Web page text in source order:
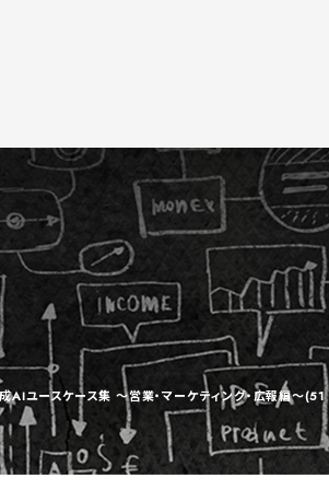
AIユースケース集 ～営業・マーケティング・広報編～(51